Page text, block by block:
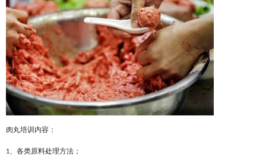
肉丸培训内容：
1、各类原料处理方法；